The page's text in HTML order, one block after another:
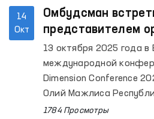
14
Окт
Омбудсман
представителем
Rights Watch
13 октября 2025 года
международной
Dimension Conference
Олий Мажлиса
правам человека
1784 Просмотры